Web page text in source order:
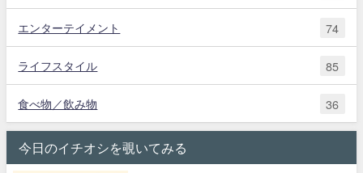
エンターテイメント 74
ライフスタイル 85
食べ物／飲み物 36
今日のイチオシを覗いてみる